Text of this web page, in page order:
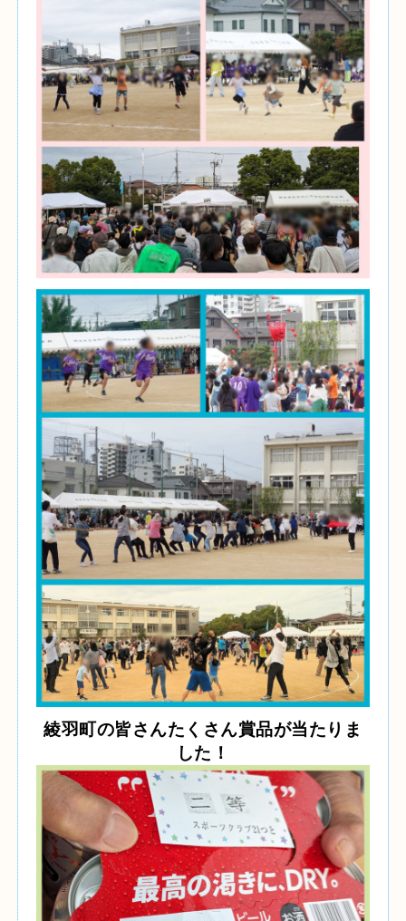
綾羽町の皆さんたくさん賞品が当たりま
した！